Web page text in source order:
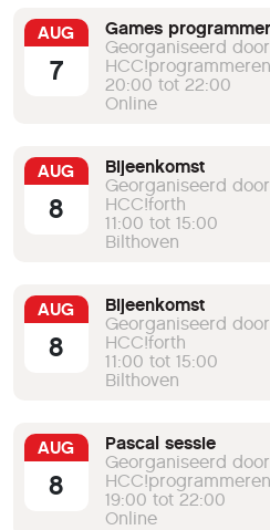
AUG
7
Games
Georganiseerd
HCC!programmeren
20:00 tot 22:00
Online
AUG
8
Bijeenkomst
Georganiseerd
HCC!forth
11:00 tot 15:00
Bilthoven
AUG
8
Bijeenkomst
Georganiseerd
HCC!forth
11:00 tot 15:00
Bilthoven
AUG
8
Pascal sessie
Georganiseerd
HCC!programmeren
19:00 tot 22:00
Online